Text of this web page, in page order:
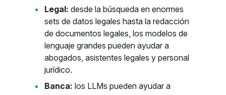
Legal: desde la búsqueda en enormes
sets de datos legales hasta la redacción
de documentos legales, los modelos de
lenguaje grandes pueden ayudar a
abogados, asistentes legales y personal
jurídico.
Banca: los LLMs pueden ayudar a